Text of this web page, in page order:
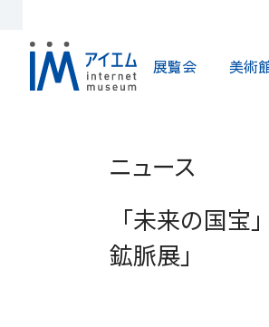
展覧会 美術
ニュース
「未来の国
鉱脈展」